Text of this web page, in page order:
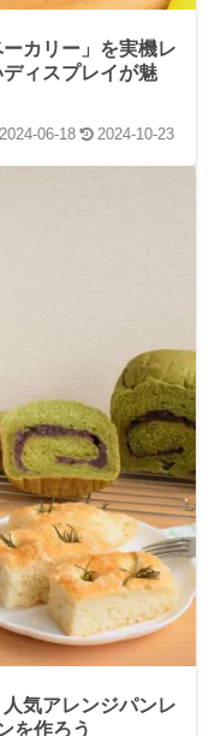
カリー」を実機レ
ィスプレイが魅
2024-06-18 2024-10-23
気アレンジパンレ
を作ろう